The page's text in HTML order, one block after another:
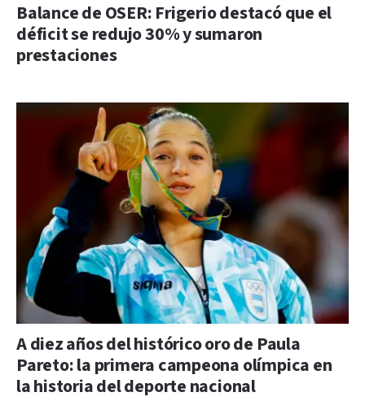
Balance de OSER: Frigerio destacó que el
déficit se redujo 30% y sumaron
prestaciones
A diez años del histórico oro de Paula
Pareto: la primera campeona olímpica en
la historia del deporte nacional